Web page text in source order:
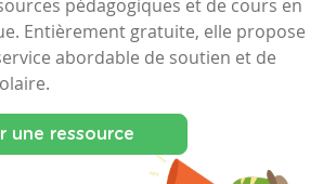
pédagogiques et de cours en
Entièrement gratuite, elle propose
abordable de soutien et de
une ressource